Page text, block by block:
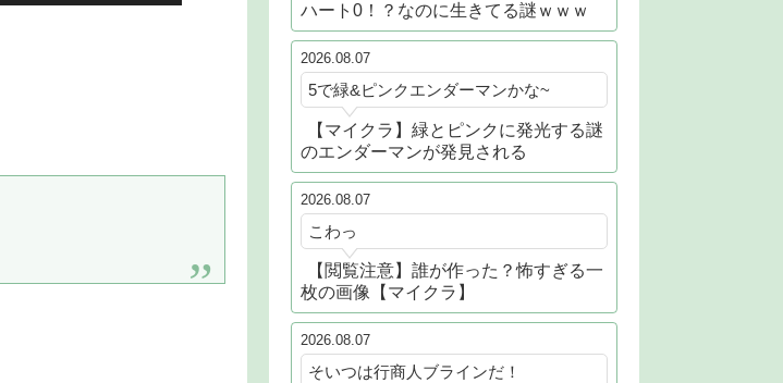
ハート0！？なのに生きてる謎ｗｗｗ
2026.08.07
5で緑&ピンクエンダーマンかな~
【マイクラ】緑とピンクに発光する謎
のエンダーマンが発見される
2026.08.07
こわっ
【閲覧注意】誰が作った？怖すぎる一
枚の画像【マイクラ】
2026.08.07
そいつは行商人ブラインだ！